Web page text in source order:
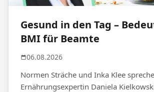
Gesund in den Tag –
BMI für Beamte
06.08.2026
Normen Sträche und Inka Klee
Ernährungsexpertin Daniela